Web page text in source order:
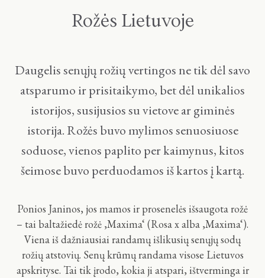
Rožės Lietuvoje
Daugelis senųjų rožių vertingos ne tik dėl savo
atsparumo ir prisitaikymo, bet dėl unikalios
istorijos, susijusios su vietove ar giminės
istorija. Rožės buvo mylimos senuosiuose
soduose, vienos paplito per kaimynus, kitos
šeimose buvo perduodamos iš kartos į kartą.
Ponios Janinos, jos mamos ir prosenelės išsaugota rožė
– tai baltažiedė rožė ‚Maxima‘ (Rosa x alba ‚Maxima‘).
Viena iš dažniausiai randamų išlikusių senųjų sodų
rožių atstovių. Senų krūmų randama visose Lietuvos
apskrityse. Tai tik įrodo, kokia ji atspari, ištverminga ir